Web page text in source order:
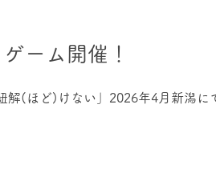
ーム開催！
解(ほど)けない」2026年4月新潟に